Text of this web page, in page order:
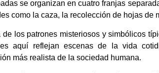
se organizan en cuatro franjas
como la caza, la recolección de hojas de
de los patrones misteriosos y simbólicos
aquí reflejan escenas de la vida
más realista de la sociedad humana.